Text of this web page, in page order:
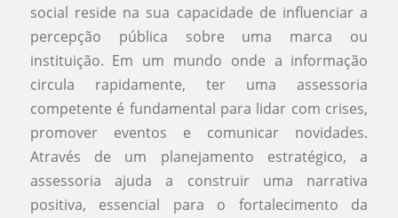
social reside na sua capacidade de influenciar a
percepção pública sobre uma marca ou
instituição. Em um mundo onde a informação
circula rapidamente, ter uma assessoria
competente é fundamental para lidar com crises,
promover eventos e comunicar novidades.
Através de um planejamento estratégico, a
assessoria ajuda a construir uma narrativa
positiva, essencial para o fortalecimento da